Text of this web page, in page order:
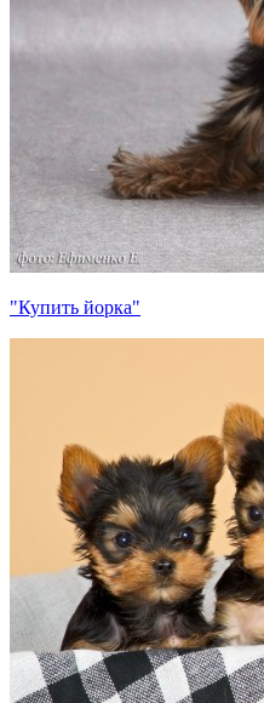
"Купить йорка"